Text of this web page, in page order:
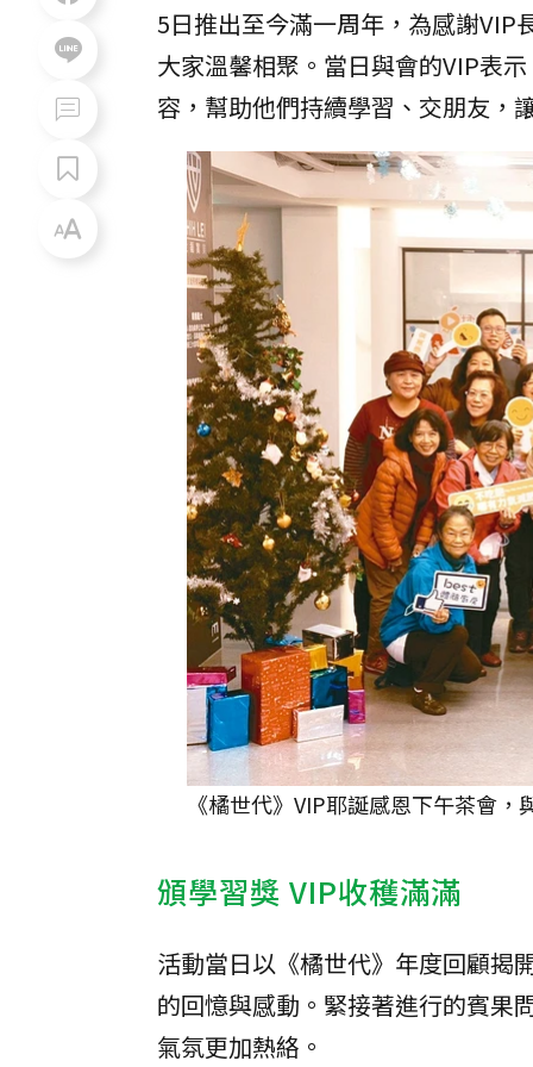
5日推出至今滿一周年，為感謝VIP
大家溫馨相聚。當日與會的VIP表
容，幫助他們持續學習、交朋友，
《橘世代》VIP耶誕感恩下午茶會
頒學習獎 VIP收穫滿滿
活動當日以《橘世代》年度回顧揭
的回憶與感動。緊接著進行的賓果
氣氛更加熱絡。